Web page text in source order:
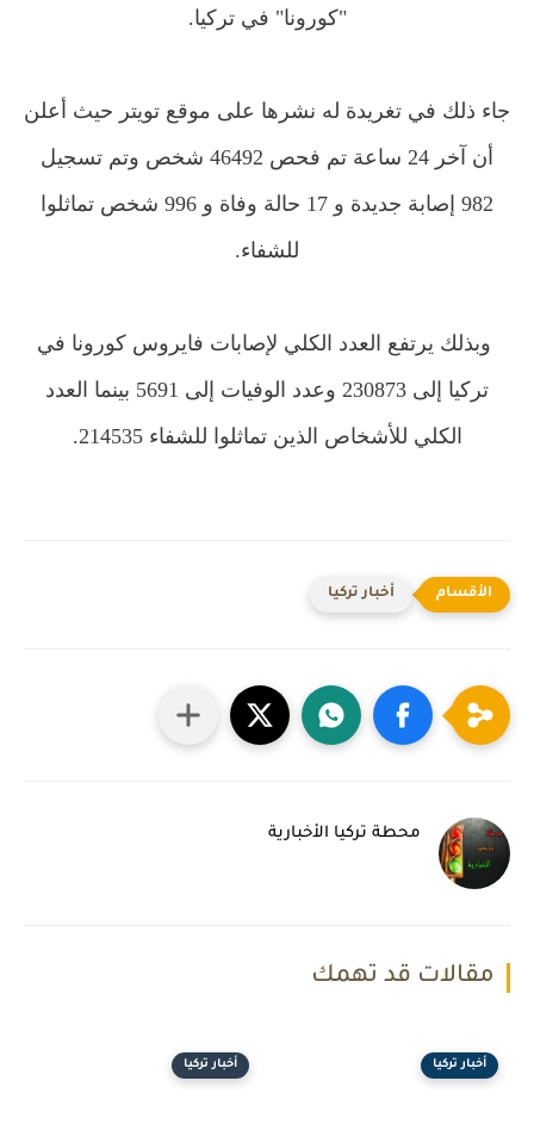
"كورونا" في تركيا.
جاء ذلك في تغريدة له نشرها على موقع تويتر حيث أعلن
أن آخر 24 ساعة تم فحص 46492 شخص وتم تسجيل
982 إصابة جديدة و 17 حالة وفاة و 996 شخص تماثلوا
للشفاء.
وبذلك يرتفع العدد الكلي لإصابات فايروس كورونا في
تركيا إلى 230873 وعدد الوفيات إلى 5691 بينما العدد
الكلي للأشخاص الذين تماثلوا للشفاء 214535.
أخبار تركيا
محطة تركيا الأخبارية
مقالات قد تهمك
أخبار تركيا أخبار تركيا